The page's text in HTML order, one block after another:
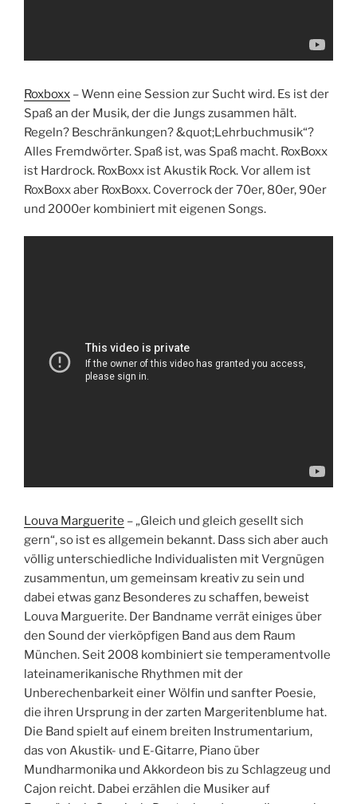
Roxboxx – Wenn eine Session zur Sucht wird. Es ist der
Spaß an der Musik, der die Jungs zusammen hält.
Regeln? Beschränkungen? &quot;Lehrbuchmusik“?
Alles Fremdwörter. Spaß ist, was Spaß macht. RoxBoxx
ist Hardrock. RoxBoxx ist Akustik Rock. Vor allem ist
RoxBoxx aber RoxBoxx. Coverrock der 70er, 80er, 90er
und 2000er kombiniert mit eigenen Songs.
Louva Marguerite – „Gleich und gleich gesellt sich
gern“, so ist es allgemein bekannt. Dass sich aber auch
völlig unterschiedliche Individualisten mit Vergnügen
zusammentun, um gemeinsam kreativ zu sein und
dabei etwas ganz Besonderes zu schaffen, beweist
Louva Marguerite. Der Bandname verrät einiges über
den Sound der vierköpfigen Band aus dem Raum
München. Seit 2008 kombiniert sie temperamentvolle
lateinamerikanische Rhythmen mit der
Unberechenbarkeit einer Wölfin und sanfter Poesie,
die ihren Ursprung in der zarten Margeritenblume hat.
Die Band spielt auf einem breiten Instrumentarium,
das von Akustik- und E-Gitarre, Piano über
Mundharmonika und Akkordeon bis zu Schlagzeug und
Cajon reicht. Dabei erzählen die Musiker auf